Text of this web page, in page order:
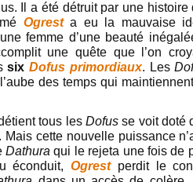
Il a été détruit par une
Ogrest a eu la mauvaise
femme d’une beauté
une quête que l’on
sixDofus primordiaux. Les
des temps qui
tous les Dofusse voit doté
Mais cette nouvelle puissance
Dathura qui le rejeta une fois de
éconduit,Ogrest perdit le